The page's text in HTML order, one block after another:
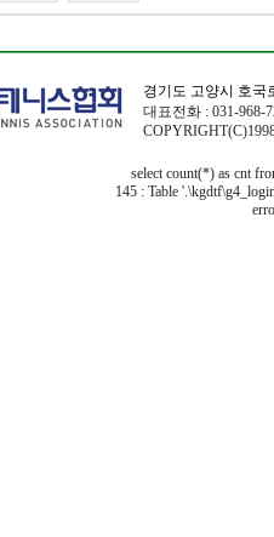
경기도 고양시 호국
대표전화 : 031-968-
select count(*) as cnt
145 : Table